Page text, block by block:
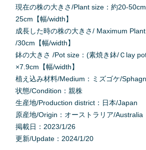
現在の株の大きさ/Plant size：約20-
25cm【幅/width】
成長した時の株の大きさ/ Maximum
/30cm【幅/width】
鉢の大きさ /Pot size：(素焼き鉢/Ｃlay
×7.9cm【幅/width】
植え込み材料/Medium：ミズゴケ/
状態/Condition：親株
生産地/Production district：日本/Japan
原産地/Origin：オーストラリア/Australia
掲載日：2023/1/26
更新/Update：2024/1/20